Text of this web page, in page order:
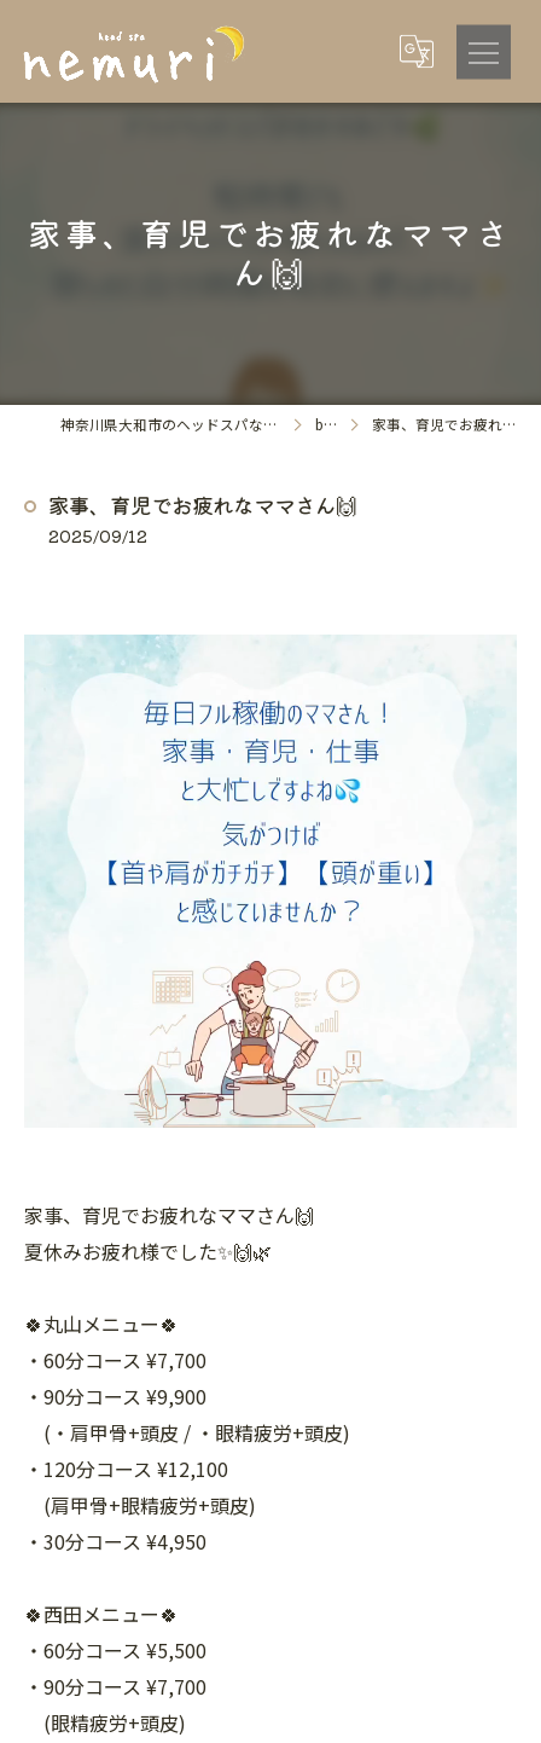
家事、育児でお疲れなママさ
ん🙌
神奈川県大和市のヘッドスパならhead spa nemuri blog 家事、育児でお疲れなママさん🙌
家事、育児でお疲れなママさん🙌
2025/09/12
家事、育児でお疲れなママさん🙌
夏休みお疲れ様でした✨🙌🌿
🍀丸山メニュー🍀
・60分コース ¥7,700
・90分コース ¥9,900
(・肩甲骨+頭皮 / ・眼精疲労+頭皮)
・120分コース ¥12,100
(肩甲骨+眼精疲労+頭皮)
・30分コース ¥4,950
🍀西田メニュー🍀
・60分コース ¥5,500
・90分コース ¥7,700
(眼精疲労+頭皮)